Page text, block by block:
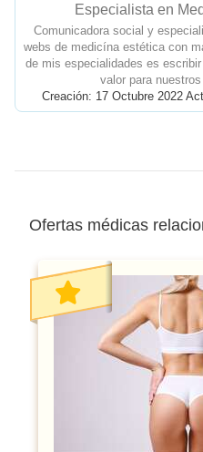
Especialista en
Comunicadora social y
webs de medicína estética con
de mis especialidades es
valor para
Creación: 17 Octubre 2022
Ofertas médicas